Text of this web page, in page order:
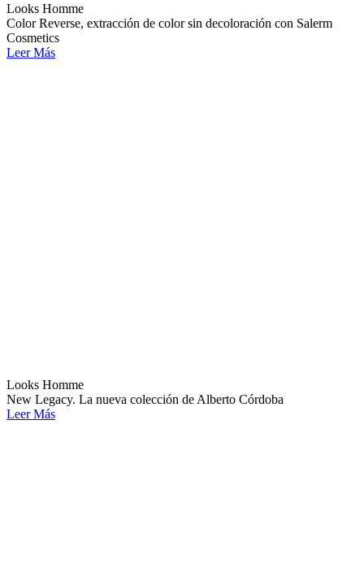
Looks Homme
Color Reverse, extracción de color sin decoloración con Salerm
Cosmetics
Leer Más
Looks Homme
New Legacy. La nueva colección de Alberto Córdoba
Leer Más